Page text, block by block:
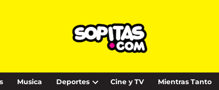
Musica Deportes Cine y TV Mientras Tanto